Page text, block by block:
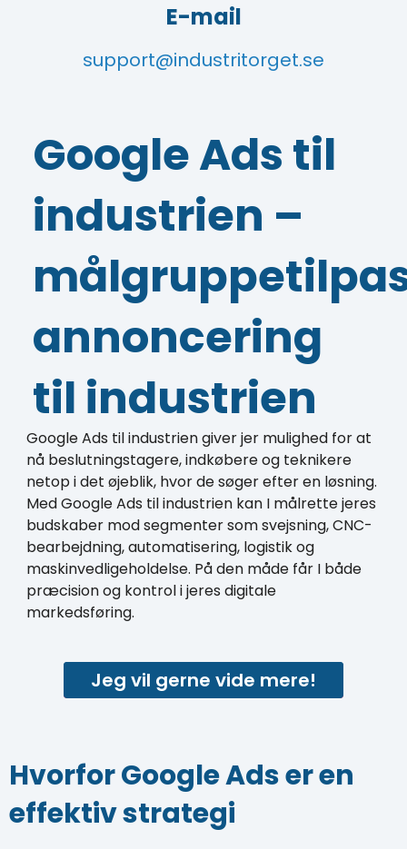
E-mail
support@industritorget.se
Google Ads til
industrien –
annoncering
til industrien
Google Ads til industrien giver jer mulighed for at
nå beslutningstagere, indkøbere og teknikere
netop i det øjeblik, hvor de søger efter en løsning.
Med Google Ads til industrien kan I målrette jeres
budskaber mod segmenter som svejsning, CNC-
bearbejdning, automatisering, logistik og
maskinvedligeholdelse. På den måde får I både
præcision og kontrol i jeres digitale
markedsføring.
Jeg vil gerne vide mere!
Hvorfor Google Ads er en
effektiv strategi